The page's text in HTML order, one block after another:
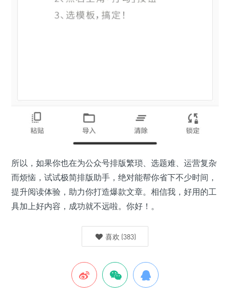
所以，如果你也在为公众号排版繁琐、选题难、运营复杂
而烦恼，试试极简排版助手，绝对能帮你省下不少时间，
提升阅读体验，助力你打造爆款文章。相信我，好用的工
具加上好内容，成功就不远啦。你好！。
喜欢 (383)